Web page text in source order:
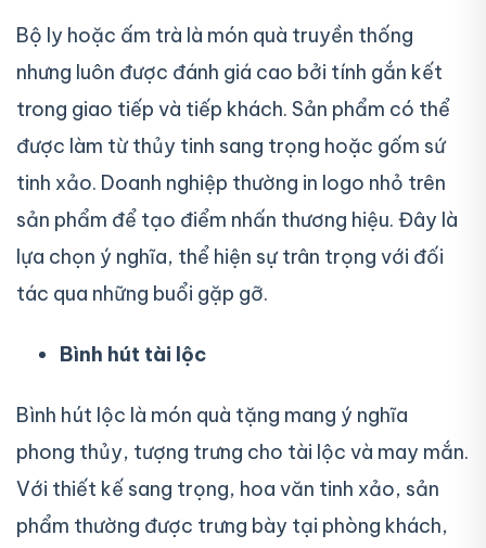
Bộ ly hoặc ấm trà là món quà truyền thống
nhưng luôn được đánh giá cao bởi tính gắn kết
trong giao tiếp và tiếp khách. Sản phẩm có thể
được làm từ thủy tinh sang trọng hoặc gốm sứ
tinh xảo. Doanh nghiệp thường in logo nhỏ trên
sản phẩm để tạo điểm nhấn thương hiệu. Đây là
lựa chọn ý nghĩa, thể hiện sự trân trọng với đối
tác qua những buổi gặp gỡ.
Bình hút tài lộc
Bình hút lộc là món quà tặng mang ý nghĩa
phong thủy, tượng trưng cho tài lộc và may mắn.
Với thiết kế sang trọng, hoa văn tinh xảo, sản
phẩm thường được trưng bày tại phòng khách,